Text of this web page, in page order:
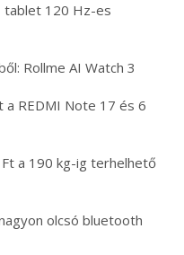
tablet 120 Hz-es
Rollme AI Watch 3
REDMI Note 17 és 6
a 190 kg-ig terhelhető
olcsó bluetooth